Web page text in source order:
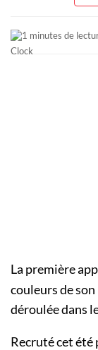
1 minutes de
La première
couleurs de son
déroulée dans
Recruté cet été